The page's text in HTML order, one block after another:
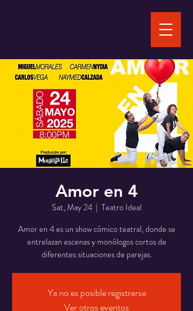
Amor en 4
Sat, May 24
  |
Teatro Ideal
Amor en 4 es un show cómico teatral, donde se
entrelazan escenas y monólogos cortos de
diferentes situaciones de parejas.
Ya no es posible registrarse
Ver otros eventos